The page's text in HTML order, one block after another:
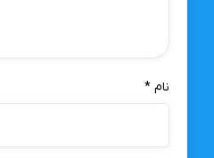
نام *